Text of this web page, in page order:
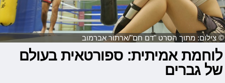
© צילום: מתוך הסרט "דם חם"/ארתור אברמוב
לוחמת אמיתית: ספורטאית בעולם
של גברים